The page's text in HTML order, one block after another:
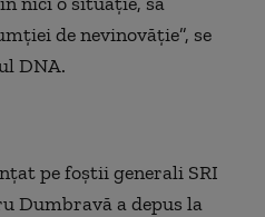
de nevinovăție”, se
DNA.
pe foștii generali SRI
Dumbravă a depus la